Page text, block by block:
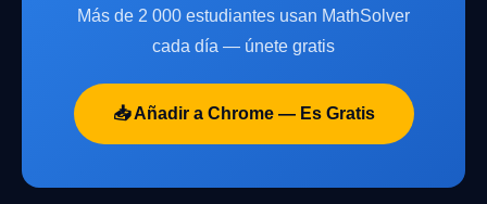
Más de 2 000 estudiantes usan MathSolver
cada día — únete gratis
📥 Añadir a Chrome — Es Gratis